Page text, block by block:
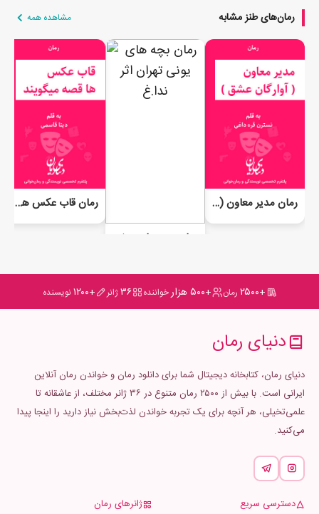
رمان‌های طنز مشابه مشاهده همه
رمان مدیر معاون ( آوارگان عشق )
رمان قاب عکس ها قصه میگویند
+۲۵۰۰ رمان +۵۰۰ هزار خواننده ۳۶ژانر +۱۲۰۰ نویسنده
دنیای رمان
دنیای رمان، کتابخانه دیجیتال شما برای دانلود رمان و خواندن رمان آنلاین
ایرانی است. با بیش از ۲۵۰۰ رمان متنوع در ۳۶ ژانر مختلف، از عاشقانه تا
علمی‌تخیلی، هر آنچه برای یک تجربه خواندن لذت‌بخش نیاز دارید را اینجا پیدا
می‌کنید.
دسترسی سریع ژانرهای رمان